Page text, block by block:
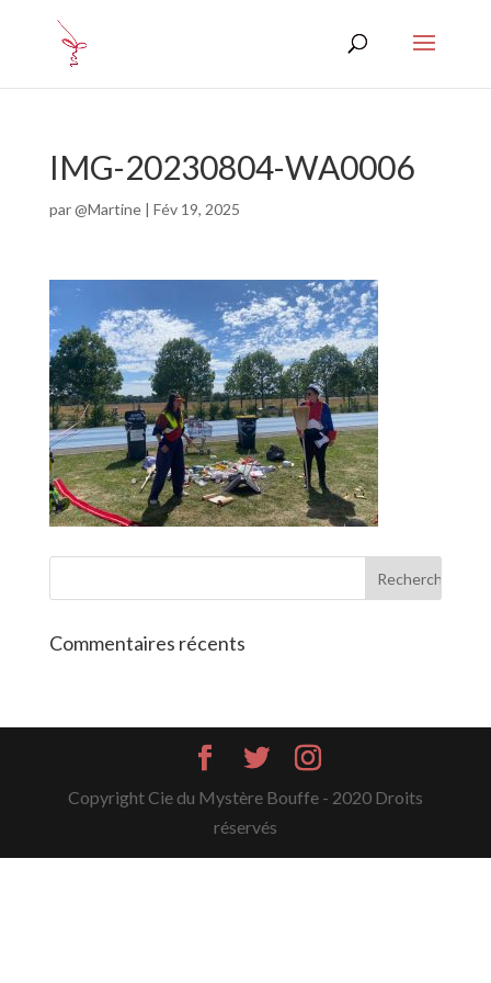
IMG-20230804-WA0006
par@Martine| Fév 19, 2025
Commentaires récents
Copyright Cie du Mystère Bouffe - 2020 Droits
réservés